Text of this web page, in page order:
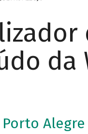
da
Alegre